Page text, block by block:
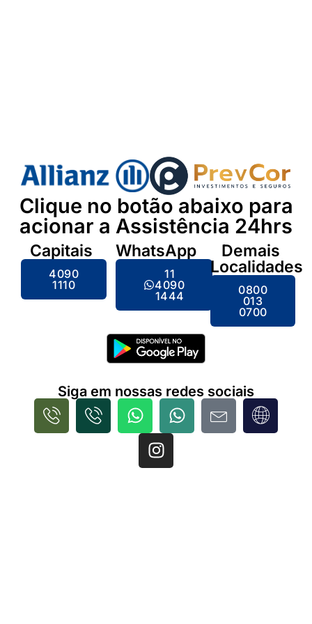
Clique no botão abaixo para
acionar a Assistência 24hrs
Capitais
4090
1110
WhatsApp
11
4090
1444
Demais
Localidades
0800
013
0700
Siga em nossas redes sociais